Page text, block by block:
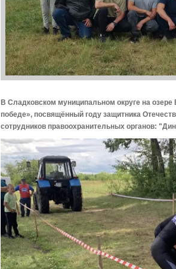
В Сладковском муниципальном округе на
победе», посвящённый году защитника
сотрудников правоохранительных органов: